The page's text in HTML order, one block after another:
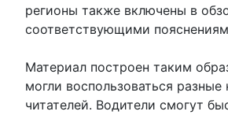
регионы также включены в
соответствующими
Материал построен таким
могли воспользоваться разные
читателей. Водители смогут